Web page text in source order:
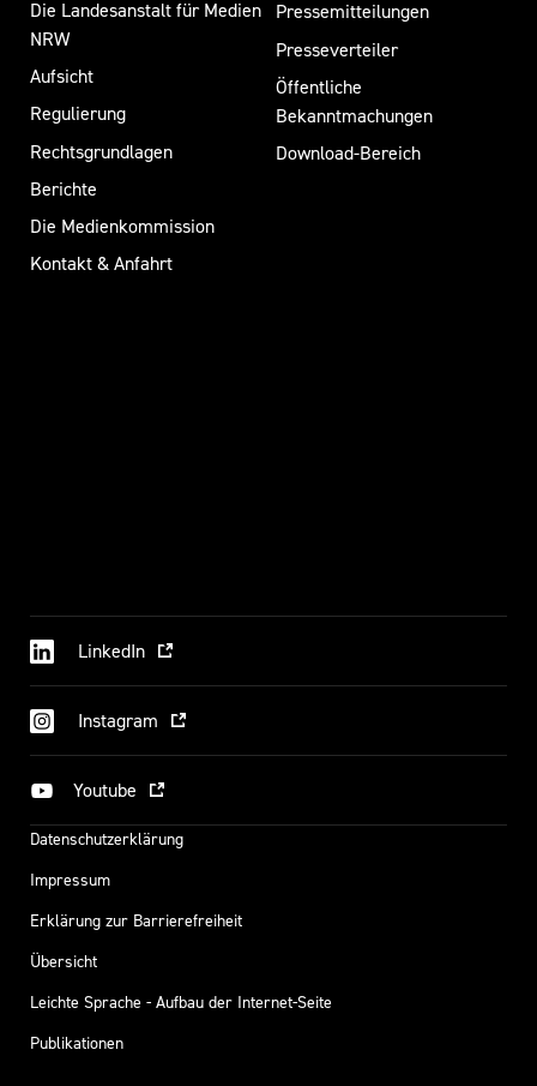
Die Landesanstalt für Medien
NRW
Aufsicht
Regulierung
Rechtsgrundlagen
Berichte
Die Medienkommission
Kontakt & Anfahrt
Pressemitteilungen
Presseverteiler
Öffentliche
Bekanntmachungen
Download-Bereich
LinkedIn
Instagram
Youtube
Datenschutzerklärung
Impressum
Erklärung zur Barrierefreiheit
Übersicht
Leichte Sprache - Aufbau der Internet-Seite
Publikationen